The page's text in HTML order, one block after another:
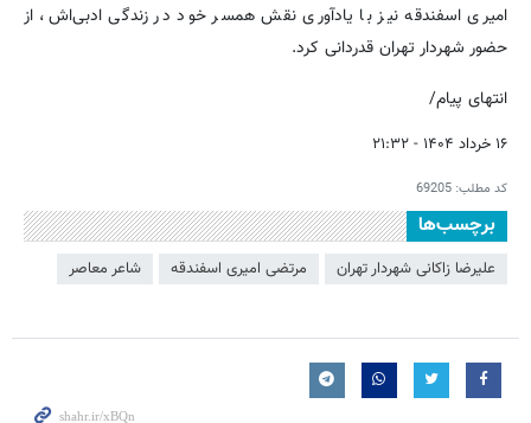
امیری اسفندقه نیز با یادآوری نقش همسر خود در زندگی ادبی‌اش، از
حضور شهردار تهران قدردانی کرد.
انتهای پیام/
۱۶ خرداد ۱۴۰۴ - ۲۱:۳۲
کد مطلب: 69205
برچسب‌ها
علیرضا زاکانی شهردار تهران مرتضی امیری اسفندقه شاعر معاصر